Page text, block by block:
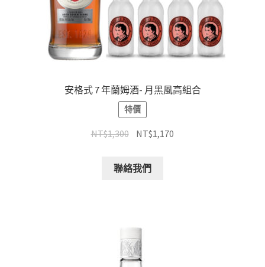
安格式 7 年蘭姆酒- 月黑風高組合
特價
NT$1,300 NT$1,170
聯絡我們